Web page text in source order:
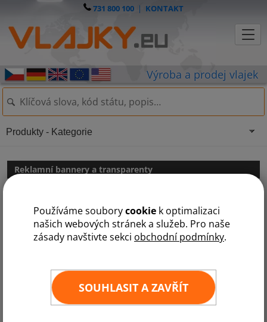
Používáme souborycookie k optimalizaci
našich webových stránek a služeb. Pro naše
zásady navštivte sekci obchodní podmínky.
SOUHLASIT A ZAVŘÍT
731 800 100 | KONTAKT
Reklamní bannery a transparenty
Reklamní plachty - bannery vyrábí naše společnost na zakázke dle přání
každého zákazníka a to již od 1 kusu. Jedná se ovelmi oblíbenou formu
Produkty - Kategorie